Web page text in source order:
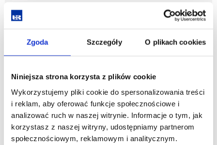
Zgoda Szczegóły O plikach cookies
Niniejsza strona korzysta z plików cookie
Wykorzystujemy pliki cookie do spersonalizowania treści
i reklam, aby oferować funkcje społecznościowe i
analizować ruch w naszej witrynie. Informacje o tym, jak
korzystasz z naszej witryny, udostępniamy partnerom
społecznościowym, reklamowym i analitycznym.
Sylabusy dla cyklu kształcenia od roku 2023/2024
zobacz więcej
Sylabusy dla cyklu kształcenia od roku 2024/2025
zobacz więcej